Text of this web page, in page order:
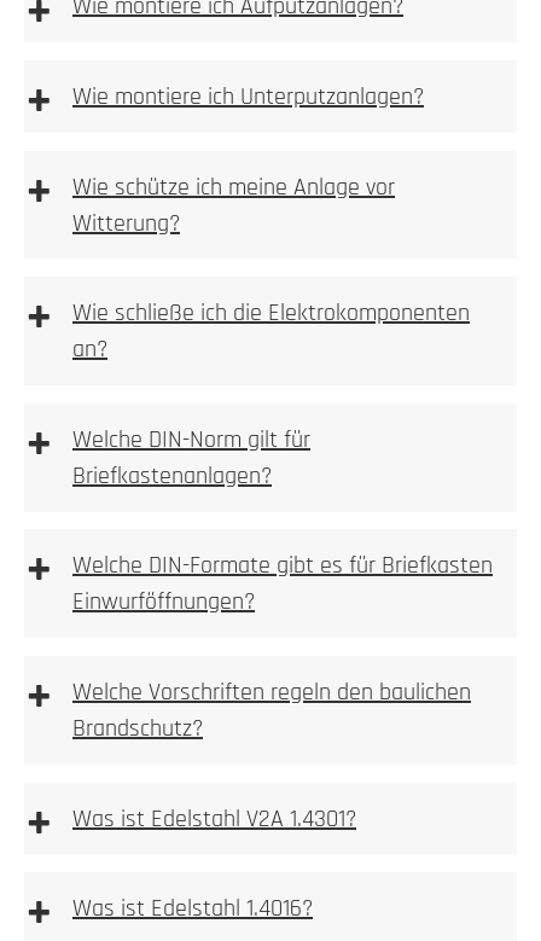
Wie montiere ich Aufputzanlagen?
1. Prüfen
2. Ausmessen
+ Wie montiere ich Unterputzanlagen?
+
Wie schütze ich meine Anlage vor
Witterung?
+
Wie schließe ich die Elektrokomponenten
an?
Wir empfehlen die Elektroinstallation aber immer
bzw. Videoanlagen immer auf die vom Hersteller
beigelegte Betriebsanleitung!
+
Welche DIN-Norm gilt für
Briefkastenanlagen?
+
Welche DIN-Formate gibt es für Briefkasten
Einwurföffnungen?
+
Welche Vorschriften regeln den baulichen
Brandschutz?
+ Was ist Edelstahl V2A 1.4301?
+ Was ist Edelstahl 1.4016?